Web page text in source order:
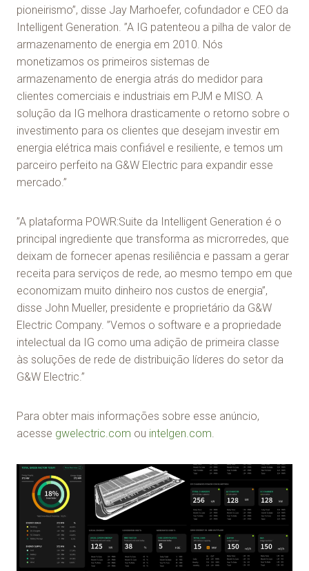
pioneirismo”, disse Jay Marhoefer, cofundador e CEO da
Intelligent Generation. ”A IG patenteou a pilha de valor de
armazenamento de energia em 2010. Nós
monetizamos os primeiros sistemas de
armazenamento de energia atrás do medidor para
clientes comerciais e industriais em PJM e MISO. A
solução da IG melhora drasticamente o retorno sobre o
investimento para os clientes que desejam investir em
energia elétrica mais confiável e resiliente, e temos um
parceiro perfeito na G&W Electric para expandir esse
mercado.”
”A plataforma POWR:Suite da Intelligent Generation é o
principal ingrediente que transforma as microrredes, que
deixam de fornecer apenas resiliência e passam a gerar
receita para serviços de rede, ao mesmo tempo em que
economizam muito dinheiro nos custos de energia”,
disse John Mueller, presidente e proprietário da G&W
Electric Company. ”Vemos o software e a propriedade
intelectual da IG como uma adição de primeira classe
às soluções de rede de distribuição líderes do setor da
G&W Electric.”
Para obter mais informações sobre esse anúncio,
acesse gwelectric.com ou intelgen.com.